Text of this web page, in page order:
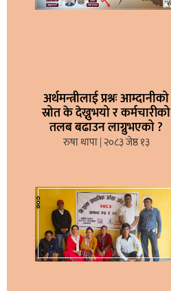
अर्थमन्त्रीलाई प्रश्नः आम्दानीको
स्रोत के देख्नुभयो र कर्मचारीको
तलब बढाउन लाग्नुभएको ?
रुषा थापा २०८३ जेष्ठ १३